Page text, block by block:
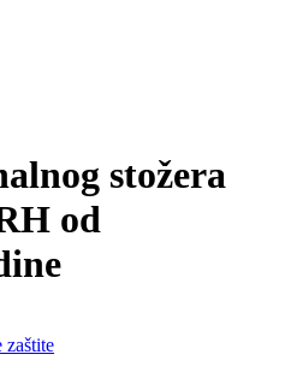
stožera
od
zaštite